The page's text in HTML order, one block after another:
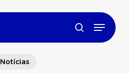
search
Menu
Notícias